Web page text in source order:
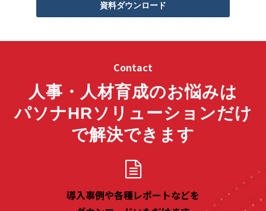
資料ダウンロード
Contact
人事・人材育成のお悩みは
パソナHRソリューションだけ
で解決できます
導入事例や各種レポートなどを